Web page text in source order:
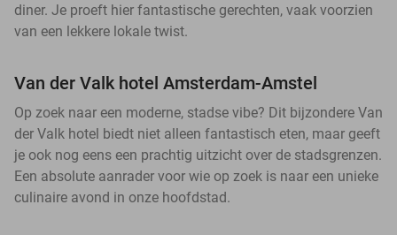
diner. Je proeft hier fantastische gerechten, vaak voorzien
van een lekkere lokale twist.
Van der Valk hotel Amsterdam-Amstel
Op zoek naar een moderne, stadse vibe? Dit bijzondere Van
der Valk hotel biedt niet alleen fantastisch eten, maar geeft
je ook nog eens een prachtig uitzicht over de stadsgrenzen.
Een absolute aanrader voor wie op zoek is naar een unieke
culinaire avond in onze hoofdstad.